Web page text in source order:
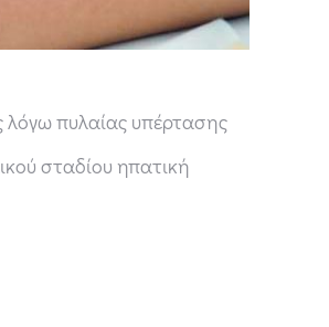
λόγω πυλαίας υπέρτασης
σταδίου ηπατική